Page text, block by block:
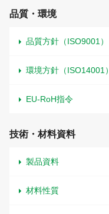
品質・環境
品質方針（ISO9001）
環境方針（ISO14001）
EU-RoH指令
技術・材料資料
製品資料
材料性質